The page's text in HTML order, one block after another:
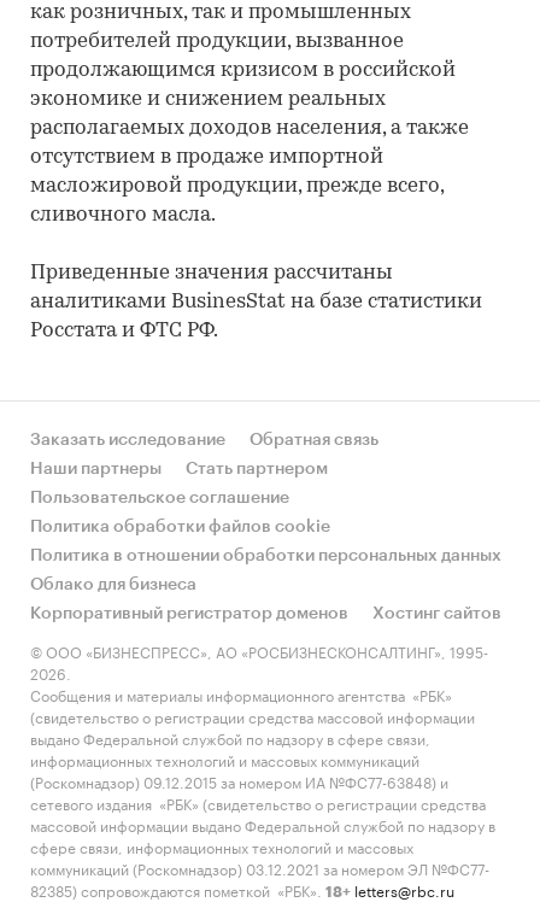
как розничных, так и промышленных
потребителей продукции, вызванное
продолжающимся кризисом в российской
экономике и снижением реальных
располагаемых доходов населения, а также
отсутствием в продаже импортной
масложировой продукции, прежде всего,
сливочного масла.
Приведенные значения рассчитаны
аналитиками BusinesStat на базе статистики
Росстата и ФТС РФ.
Заказать исследование
Обратная связь
Наши партнеры
Стать партнером
Пользовательское соглашение
Политика обработки файлов cookie
Политика в отношении обработки персональных данных
Облако для бизнеса
Корпоративный регистратор доменов
Хостинг сайтов
© ООО «БИЗНЕСПРЕСС», АО «РОСБИЗНЕСКОНСАЛТИНГ», 1995-
2026.
Сообщения и материалы информационного агентства «РБК»
(свидетельство о регистрации средства массовой информации
выдано Федеральной службой по надзору в сфере связи,
информационных технологий и массовых коммуникаций
(Роскомнадзор) 09.12.2015 за номером ИА №ФС77-63848) и
сетевого издания «РБК» (свидетельство о регистрации средства
массовой информации выдано Федеральной службой по надзору в
сфере связи, информационных технологий и массовых
коммуникаций (Роскомнадзор) 03.12.2021 за номером ЭЛ №ФС77-
82385) сопровождаются пометкой «РБК».
18+ letters@rbc.ru